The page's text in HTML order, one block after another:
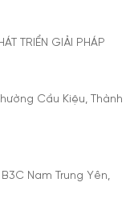
TRIỂN GIẢI PHÁP
Cầu Kiệu, Thành
Nam Trung Yên,